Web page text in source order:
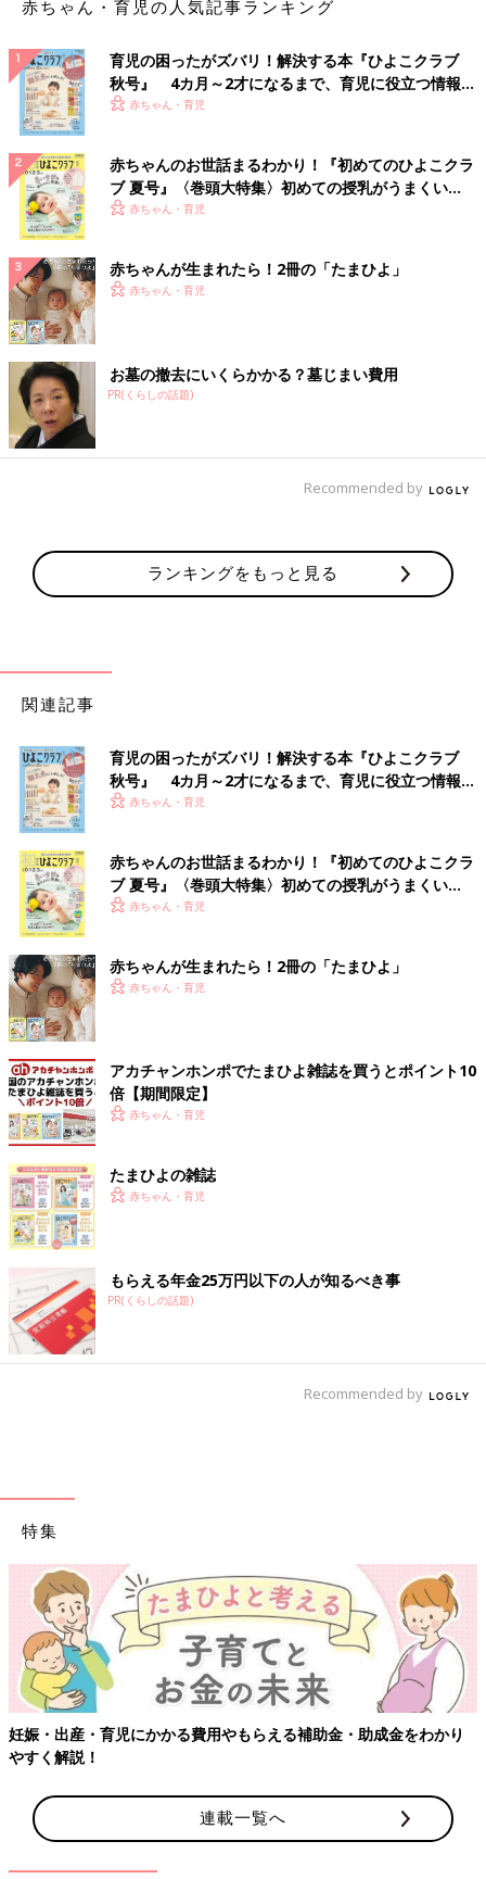
赤ちゃん・育児の人気記事ランキング
育児の困ったがズバリ！解決する本『ひよこクラブ
秋号』 4カ月～2才になるまで、育児に役立つ情報が
いっぱい！
赤ちゃん・育児
赤ちゃんのお世話まるわかり！『初めてのひよこクラ
ブ 夏号』〈巻頭大特集〉初めての授乳がうまくい
く！ おっぱい・ミルクの基本と夏のトラブル 解決テ
赤ちゃん・育児
赤ちゃんが生まれたら！2冊の「たまひよ」
赤ちゃん・育児
お墓の撤去にいくらかかる？墓じまい費用
PR(くらしの話題)
Recommended by
ランキングをもっと見る
関連記事
育児の困ったがズバリ！解決する本『ひよこクラブ
秋号』 4カ月～2才になるまで、育児に役立つ情報が
いっぱい！
赤ちゃん・育児
赤ちゃんのお世話まるわかり！『初めてのひよこクラ
ブ 夏号』〈巻頭大特集〉初めての授乳がうまくい
く！ おっぱい・ミルクの基本と夏のトラブル 解決テ
赤ちゃん・育児
赤ちゃんが生まれたら！2冊の「たまひよ」
赤ちゃん・育児
アカチャンホンポでたまひよ雑誌を買うとポイント10
倍【期間限定】
赤ちゃん・育児
たまひよの雑誌
赤ちゃん・育児
もらえる年金25万円以下の人が知るべき事
PR(くらしの話題)
Recommended by
特集
妊娠・出産・育児にかかる費用やもらえる補助金・助成金をわかり
やすく解説！
連載一覧へ